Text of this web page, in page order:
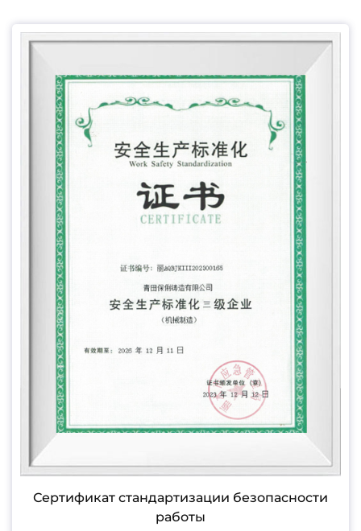
Сертификат стандартизации безопасности
работы